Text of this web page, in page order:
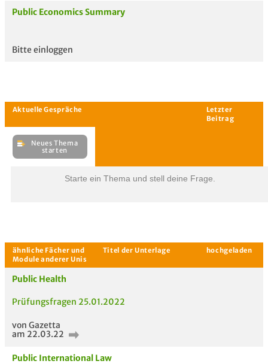
Public Economics Summary
Bitte einloggen
Aktuelle Gespräche
starten
Starte ein Thema und stell deine Frage.
Public Health
Prüfungsfragen 25.01.2022
von Gazetta
am 22.03.22
Public International Law